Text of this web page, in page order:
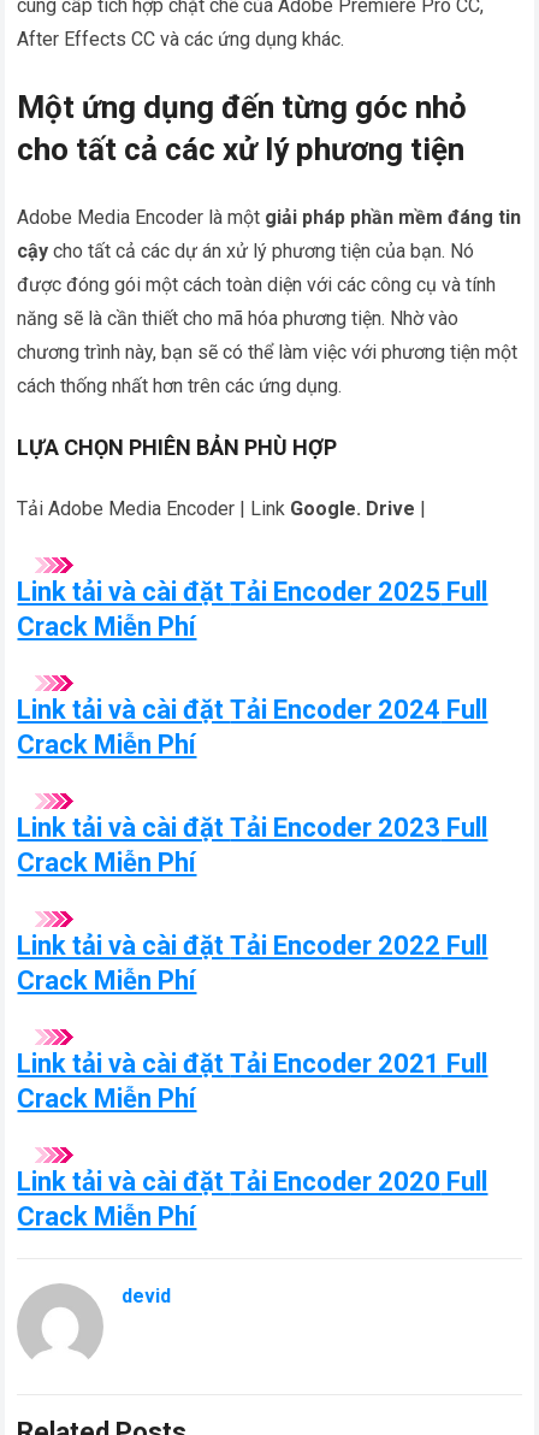
cung cấp tích hợp chặt chẽ của Adobe Premiere Pro CC,
After Effects CC và các ứng dụng khác.
Một ứng dụng đến từng góc nhỏ
cho tất cả các xử lý phương tiện
Adobe Media Encoder là một giải pháp phần mềm đáng tin
cậy cho tất cả các dự án xử lý phương tiện của bạn. Nó
được đóng gói một cách toàn diện với các công cụ và tính
năng sẽ là cần thiết cho mã hóa phương tiện. Nhờ vào
chương trình này, bạn sẽ có thể làm việc với phương tiện một
cách thống nhất hơn trên các ứng dụng.
LỰA CHỌN PHIÊN BẢN PHÙ HỢP
Tải Adobe Media Encoder | Link Google. Drive |
Link tải và cài đặtTải Encoder 2025 Full
Crack Miễn Phí
Link tải và cài đặtTải Encoder 2024 Full
Crack Miễn Phí
Link tải và cài đặtTải Encoder 2023 Full
Crack Miễn Phí
Link tải và cài đặtTải Encoder 2022 Full
Crack Miễn Phí
Link tải và cài đặtTải Encoder 2021 Full
Crack Miễn Phí
Link tải và cài đặtTải Encoder 2020 Full
Crack Miễn Phí
devid